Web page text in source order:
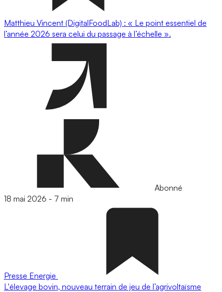
Matthieu Vincent (DigitalFoodLab) : « Le point essentiel de
l’année 2026 sera celui du passage à l’échelle ».
Abonné
18 mai 2026 - 7 min
Presse Energie
L'élevage bovin, nouveau terrain de jeu de l’agrivoltaïsme